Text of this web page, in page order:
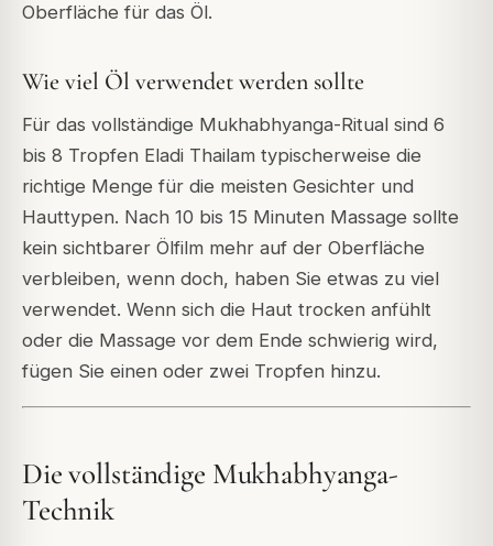
Oberfläche für das Öl.
Wie viel Öl verwendet werden sollte
Für das vollständige Mukhabhyanga-Ritual sind 6
bis 8 Tropfen Eladi Thailam typischerweise die
richtige Menge für die meisten Gesichter und
Hauttypen. Nach 10 bis 15 Minuten Massage sollte
kein sichtbarer Ölfilm mehr auf der Oberfläche
verbleiben, wenn doch, haben Sie etwas zu viel
verwendet. Wenn sich die Haut trocken anfühlt
oder die Massage vor dem Ende schwierig wird,
fügen Sie einen oder zwei Tropfen hinzu.
Die vollständige Mukhabhyanga-
Technik